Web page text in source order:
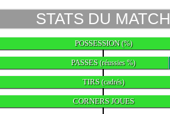
STATS DU MATCH
POSSESSION(%)
PASSES(réussies %)
TIRS(cadrés)
CORNERS JOUES